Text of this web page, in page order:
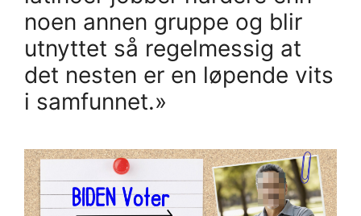
noen annen gruppe og blir
utnyttet så regelmessig at
det nesten er en løpende vits
i samfunnet.»